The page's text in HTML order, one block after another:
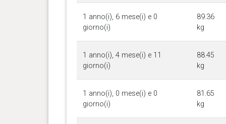
1 anno(i), 6 mese(i) e 0
giorno(i)
89.36
kg
1 anno(i), 4 mese(i) e 11
giorno(i)
88.45
kg
1 anno(i), 0 mese(i) e 0
giorno(i)
81.65
kg